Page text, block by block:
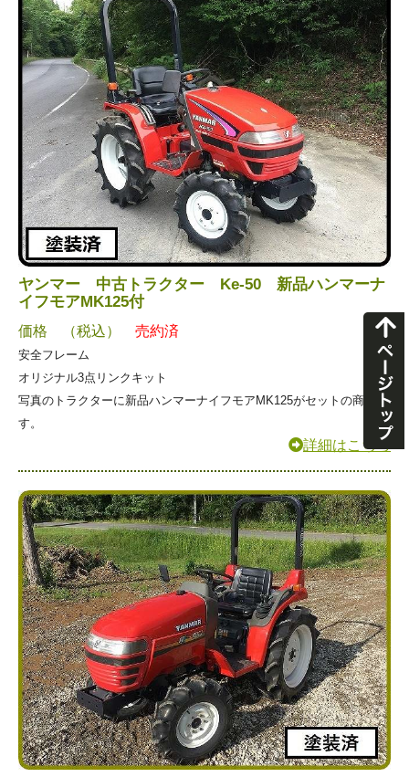
ヤンマー 中古トラクター Ke-50 新品ハンマーナ
イフモアMK125付
価格 （税込） 売約済
安全フレーム
オリジナル3点リンクキット
写真のトラクターに新品ハンマーナイフモアMK125がセットの商品で
す。
詳細はこちら